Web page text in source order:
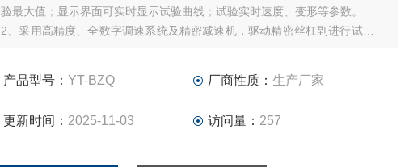
验最大值；显示界面可实时显示试验曲线；试验实时速度、变形等参数。
2、采用高精度、全数字调速系统及精密减速机，驱动精密丝杠副进行试验，
单。
产品型号： YT-BZQ 厂商性质： 生产厂家
更新时间： 2025-11-03 访问量： 257